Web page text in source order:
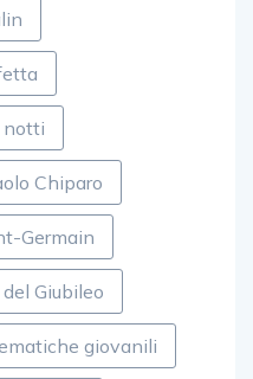
notti
Chiparo
Germain
Giubileo
giovanili